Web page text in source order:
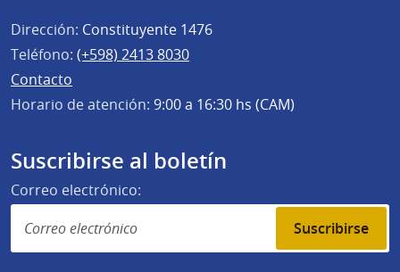
Dirección: Constituyente 1476
Teléfono: (+598) 2413 8030
Contacto
Horario de atención: 9:00 a 16:30 hs (CAM)
Suscribirse al boletín
Correo electrónico:
Suscribirse